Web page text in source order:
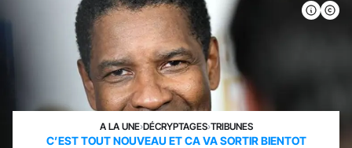
A LA UNE›DÉCRYPTAGES›TRIBUNES
C’EST TOUT NOUVEAU ET CA VA SORTIR BIENTOT